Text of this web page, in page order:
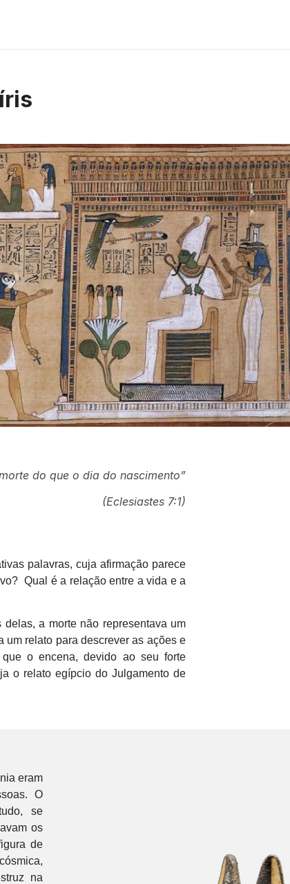
do que o dia do nascimento”
(Eclesiastes 7:1)
palavras, cuja afirmação parece
Qual é a relação entre a vida e a
a morte não representava um
um relato para descrever as ações e
o encena, devido ao seu forte
o relato egípcio do Julgamento de
eram
O
se
os
de
na